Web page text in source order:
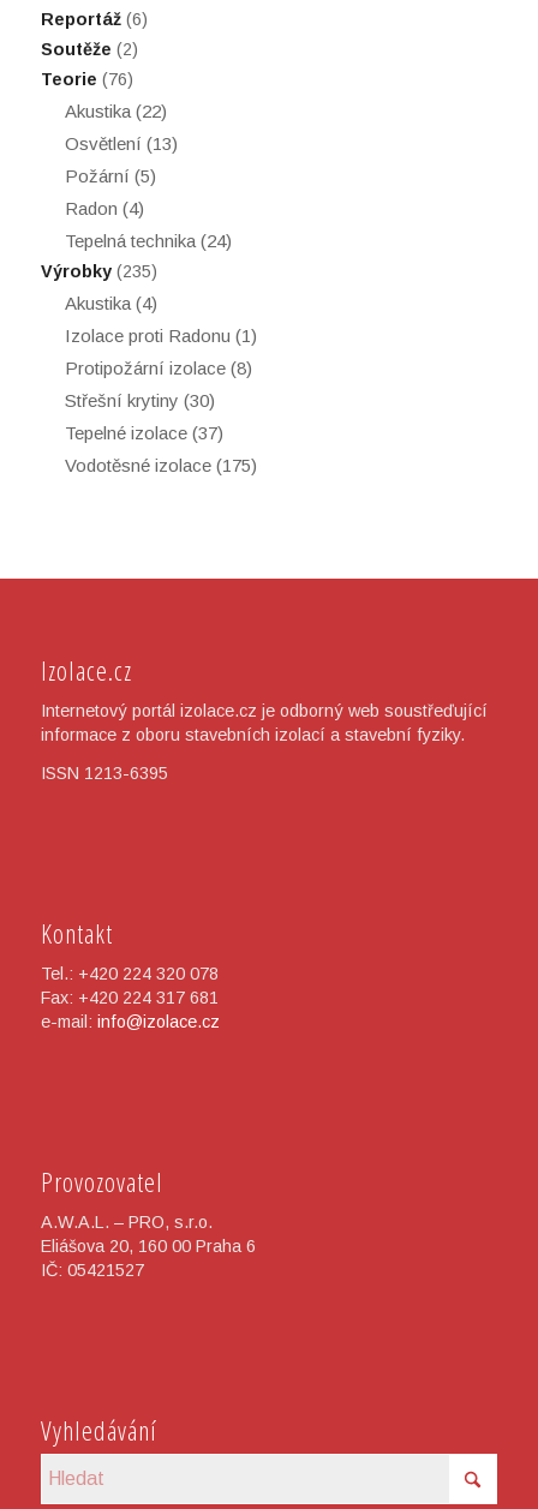
Reportáž(6)
Soutěže (2)
Teorie (76)
Akustika(22)
Osvětlení (13)
Požární (5)
Radon (4)
Tepelná technika(24)
Výrobky(235)
Akustika(4)
Izolace proti Radonu (1)
Protipožární izolace(8)
Střešní krytiny (30)
Tepelné izolace(37)
Vodotěsné izolace(175)
Izolace.cz
Internetový portál izolace.cz je odborný web soustřeďující
informace z oboru stavebních izolací a stavební fyziky.
ISSN 1213-6395
Kontakt
Tel.: +420 224 320 078
Fax: +420 224 317 681
e-mail: info@izolace.cz
Provozovatel
A.W.A.L. – PRO, s.r.o.
Eliášova 20, 160 00 Praha 6
IČ: 05421527
Vyhledávání